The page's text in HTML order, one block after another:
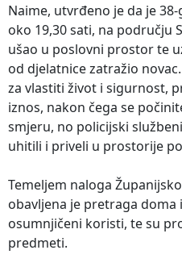
Naime, utvrđeno je da je
oko 19,30 sati, na području
ušao u poslovni prostor te
od djelatnice zatražio
za vlastiti život i sigurnost,
iznos, nakon čega se
smjeru, no policijski
uhitili i priveli u prostorije
Temeljem naloga
obavljena je pretraga
osumnjičeni koristi, te su
predmeti.